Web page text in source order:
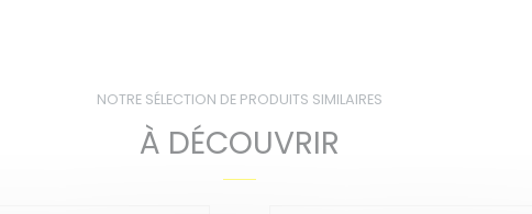
NOTRE SÉLECTION DE PRODUITS SIMILAIRES
À DÉCOUVRIR